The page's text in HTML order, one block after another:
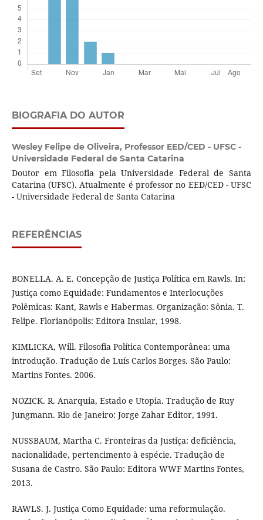
BIOGRAFIA DO AUTOR
Wesley Felipe de Oliveira, Professor EED/CED - UFSC -
Universidade Federal de Santa Catarina
Doutor em Filosofia pela Universidade Federal de Santa
Catarina (UFSC). Atualmente é professor no EED/CED - UFSC
- Universidade Federal de Santa Catarina
REFERÊNCIAS
BONELLA. A. E. Concepção de Justiça Política em Rawls. In:
Justiça como Equidade: Fundamentos e Interlocuções
Polêmicas: Kant, Rawls e Habermas. Organização: Sônia. T.
Felipe. Florianópolis: Editora Insular, 1998.
KIMLICKA, Will. Filosofia Política Contemporânea: uma
introdução. Tradução de Luís Carlos Borges. São Paulo:
Martins Fontes. 2006.
NOZICK. R. Anarquia, Estado e Utopia. Tradução de Ruy
Jungmann. Rio de Janeiro: Jorge Zahar Editor, 1991.
NUSSBAUM, Martha C. Fronteiras da Justiça: deficiência,
nacionalidade, pertencimento à espécie. Tradução de
Susana de Castro. São Paulo: Editora WWF Martins Fontes,
2013.
RAWLS. J. Justiça Como Equidade: uma reformulação.